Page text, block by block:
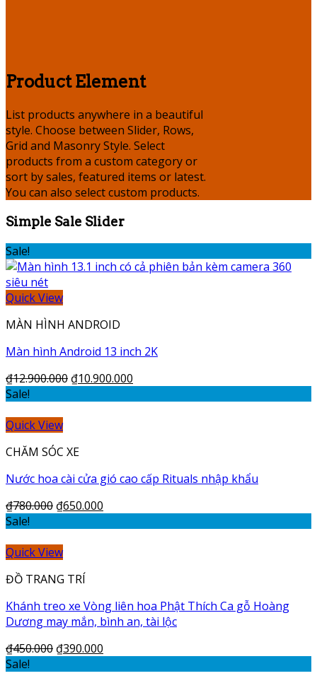
Product Element
List products anywhere in a beautiful
style. Choose between Slider, Rows,
Grid and Masonry Style. Select
products from a custom category or
sort by sales, featured items or latest.
You can also select custom products.
Simple Sale Slider
Sale!
Quick View
MÀN HÌNH ANDROID
Màn hình Android 13 inch 2K
₫12.900.000 ₫10.900.000
Sale!
Quick View
CHĂM SÓC XE
Nước hoa cài cửa gió cao cấp Rituals nhập khẩu
₫780.000 ₫650.000
Sale!
Quick View
ĐỒ TRANG TRÍ
Khánh treo xe Vòng liên hoa Phật Thích Ca gỗ Hoàng
Dương may mắn, bình an, tài lộc
₫450.000 ₫390.000
Sale!